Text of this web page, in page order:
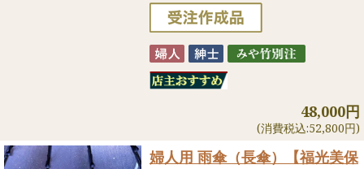
48,000円
(消費税込:52,800円)
婦人用 雨傘（長傘）
【福光美保